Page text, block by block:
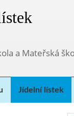
a Mateřská
Jídelní lístek